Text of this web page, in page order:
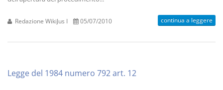
Redazione WikiJus I 05/07/2010 continua a leggere
Legge del 1984 numero 792 art. 12